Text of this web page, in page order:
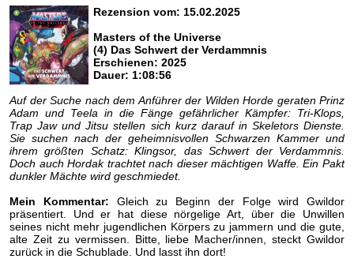
Rezension vom: 15.02.2025
Masters of the Universe
(4) Das Schwert der Verdammnis
Erschienen: 2025
Dauer: 1:08:56
Auf der Suche nach dem Anführer der Wilden Horde geraten Prinz
Adam und Teela in die Fänge gefährlicher Kämpfer: Tri-Klops,
Trap Jaw und Jitsu stellen sich kurz darauf in Skeletors Dienste.
Sie suchen nach der geheimnisvollen Schwarzen Kammer und
ihrem größten Schatz: Klingsor, das Schwert der Verdammnis.
Doch auch Hordak trachtet nach dieser mächtigen Waffe. Ein Pakt
dunkler Mächte wird geschmiedet.
Mein Kommentar: Gleich zu Beginn der Folge wird Gwildor
präsentiert. Und er hat diese nörgelige Art, über die Unwillen
seines nicht mehr jugendlichen Körpers zu jammern und die gute,
alte Zeit zu vermissen. Bitte, liebe Macher/innen, steckt Gwildor
zurück in die Schublade. Und lasst ihn dort!